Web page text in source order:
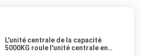
L'unité centrale de la capacité
5000KG roule l'unité centrale en